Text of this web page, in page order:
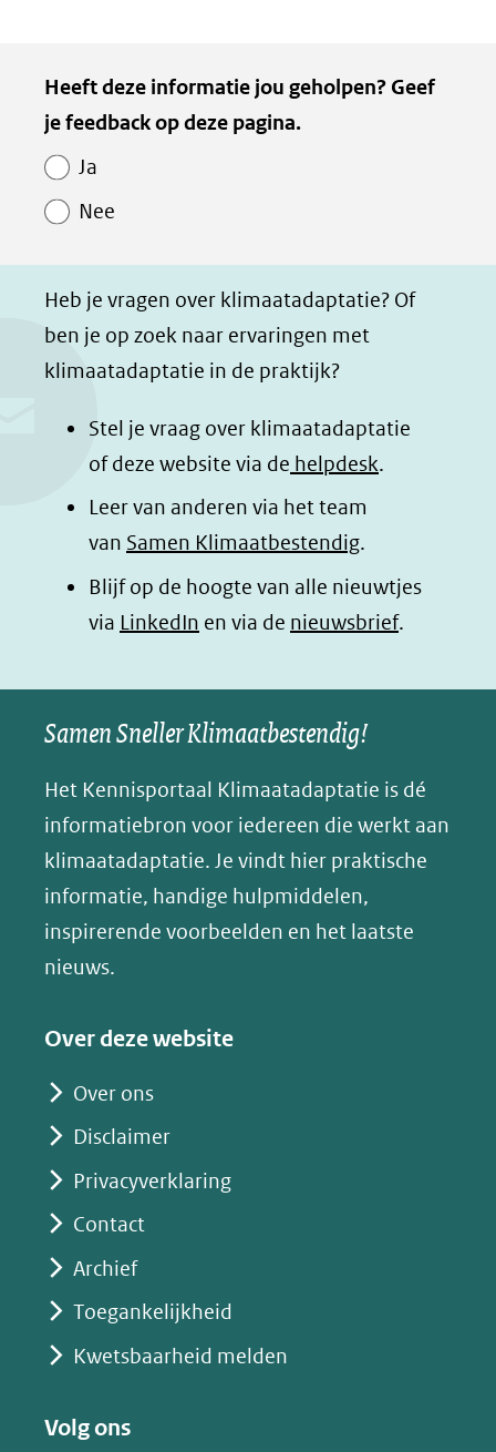
andere
l
e
a
b
o
o
(opent
in
nieuw
venster)
naar
een
website)
l
e
i
d
I
(opent
in
nieuw
venster)
naar
een
website)
l
e
h
t
a
p
(opent
in
nieuw
venster)
naar
een
website)
z
e
n
d
l
e
p
B
l
e
s
y
(opent
in
nieuw
venster)
Kopie
van
Paginawaardering
Heeft deze informatie jou geholpen? Geef
je feedback op deze pagina.
Ja
Nee
Heb je vragen over klimaatadaptatie? Of
ben je op zoek naar ervaringen met
klimaatadaptatie in de praktijk?
Stel je vraag over klimaatadaptatie
of deze website via de helpdesk.
Leer van anderen via het team
van Samen Klimaatbestendig.
Blijf op de hoogte van alle nieuwtjes
via LinkedIn (opent
nieuw
venster)
naar
een
andere
website)
en via de nieuwsbrief.
Samen Sneller Klimaatbestendig!
Het Kennisportaal Klimaatadaptatie is dé
informatiebron voor iedereen die werkt aan
klimaatadaptatie. Je vindt hier praktische
informatie, handige hulpmiddelen,
inspirerende voorbeelden en het laatste
nieuws.
Over deze website
Over ons
Disclaimer
Privacyverklaring
Contact
Archief
Toegankelijkheid
Kwetsbaarheid melden
Volg ons